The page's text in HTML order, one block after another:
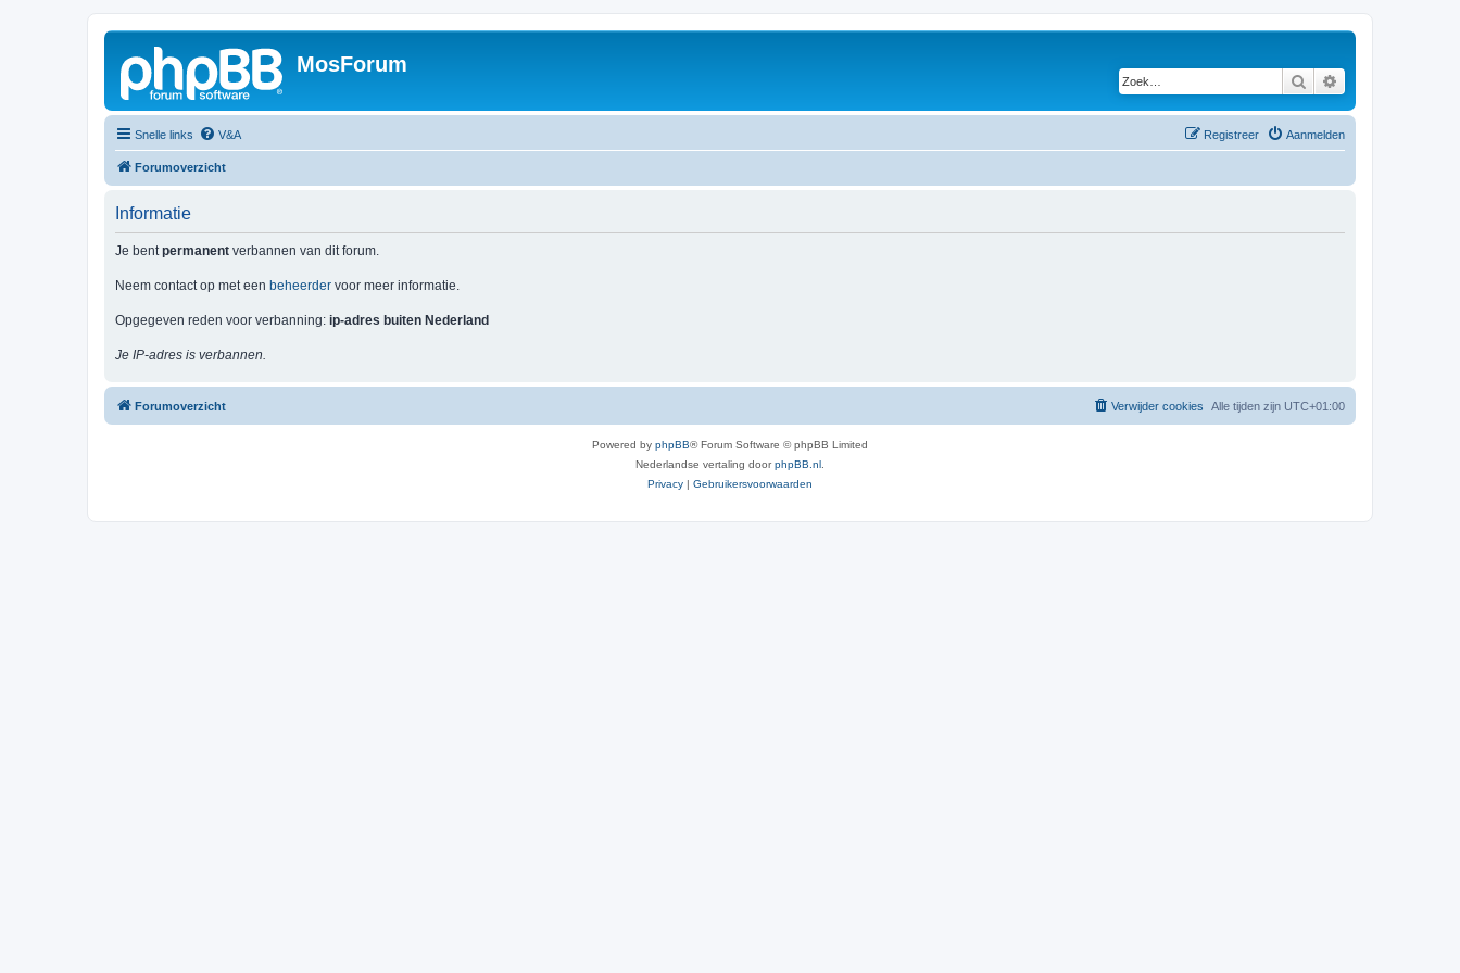
MosForum
Zoek
Snelle links V&A Aanmelden
Registreer
Forumoverzicht
Informatie
Je bentpermanent verbannen van dit forum.
Neem contact op met een beheerder voor meer informatie.
Opgegeven reden voor verbanning: ip-adres buiten Nederland
Je IP-adres is verbannen.
Forumoverzicht Alle tijden zijn UTC+01:00
Verwijder cookies
Powered by phpBB® Forum Software © phpBB Limited
Nederlandse vertaling doorphpBB.nl
Privacy | Gebruikersvoorwaarden